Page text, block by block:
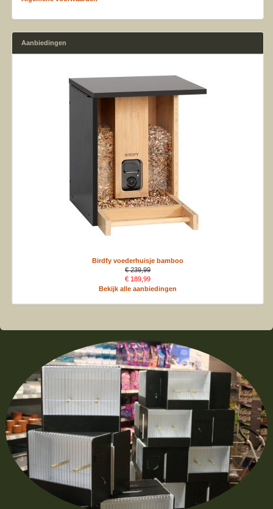
Aanbiedingen
Birdfy voederhuisje bamboo
€ 239,99
€ 189,99
Bekijk alle aanbiedingen